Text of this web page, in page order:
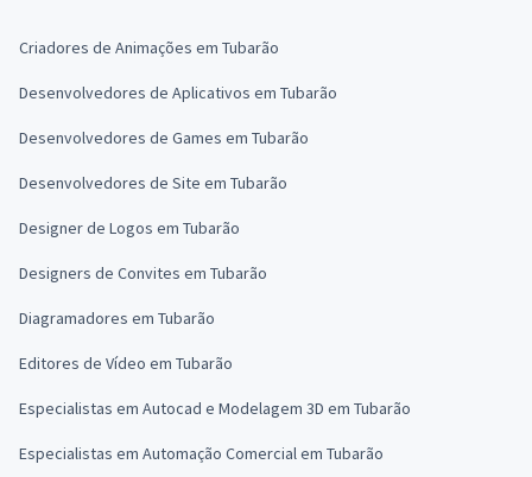
Criadores de Animações em Tubarão
Desenvolvedores de Aplicativos em Tubarão
Desenvolvedores de Games em Tubarão
Desenvolvedores de Site em Tubarão
Designer de Logos em Tubarão
Designers de Convites em Tubarão
Diagramadores em Tubarão
Editores de Vídeo em Tubarão
Especialistas em Autocad e Modelagem 3D em Tubarão
Especialistas em Automação Comercial em Tubarão